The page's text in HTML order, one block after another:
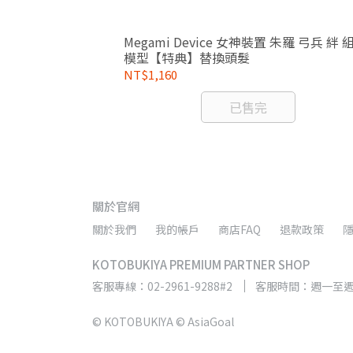
Megami Device 女神裝置 朱羅 弓兵 絆
模型【特典】替換頭髮
NT$1,160
已售完
關於官網
關於我們 我的帳戶 商店FAQ 退款政策
KOTOBUKIYA PREMIUM PARTNER SHOP
客服專線：02-2961-9288#2 客服時間：週一至
© KOTOBUKIYA © AsiaGoal